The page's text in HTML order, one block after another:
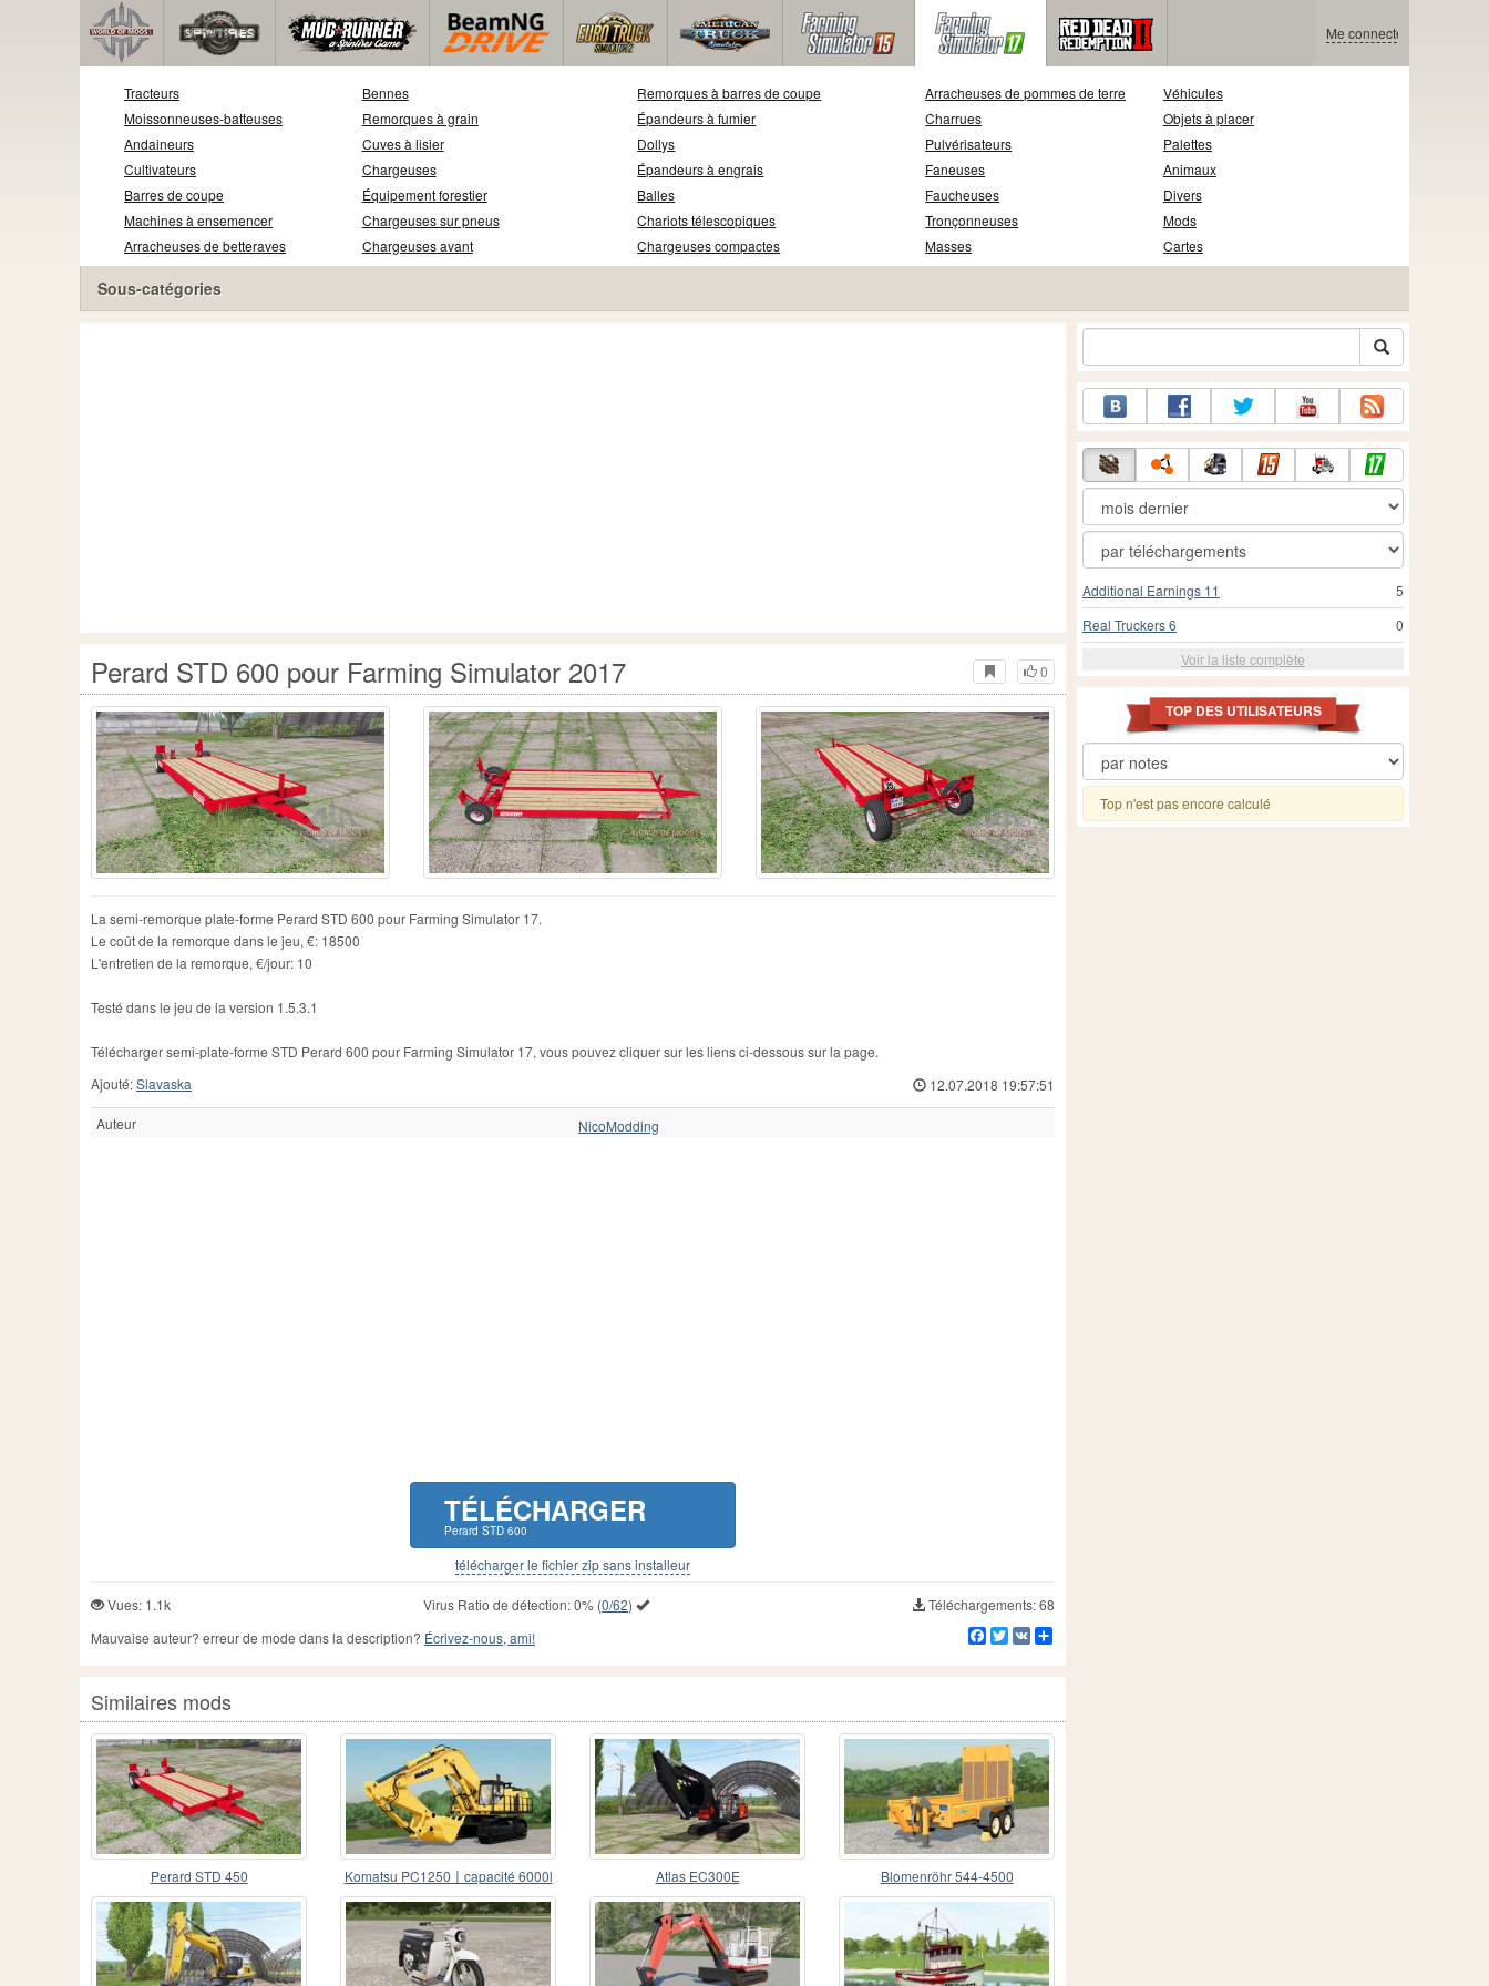
Me connecter
Tracteurs
Moissonneuses-batteuses
Andaineurs
Cultivateurs
Barres de coupe
Machines à ensemencer
Arracheuses de betteraves
Bennes
Remorques à grain
Cuves à lisier
Chargeuses
Équipement forestier
Chargeuses sur pneus
Chargeuses avant
Remorques à barres de coupe
Épandeurs à fumier
Dollys
Épandeurs à engrais
Balles
Chariots télescopiques
Chargeuses compactes
Arracheuses de pommes de terre
Charrues
Pulvérisateurs
Faneuses
Faucheuses
Tronçonneuses
Masses
Véhicules
Objets à placer
Palettes
Animaux
Divers
Mods
Cartes
Sous-catégories
0
Perard STD 600 pour Farming Simulator 2017
La semi-remorque plate-forme Perard STD 600 pour Farming Simulator 17.
Le coût de la remorque dans le jeu, €: 18500
L'entretien de la remorque, €/jour: 10
Testé dans le jeu de la version 1.5.3.1
Télécharger semi-plate-forme STD Perard 600 pour Farming Simulator 17, vous pouvez cliquer sur les liens ci-dessous sur la page.
Ajouté:Slavaska 12.07.2018 19:57:51
Auteur NicoModding
TÉLÉCHARGER
Perard STD 600
télécharger le fichier zip sans installeur
Vues: 1.1k Virus Ratio de détection:0%(0/62)
Téléchargements: 68
Mauvaise auteur? erreur de mode dans la description? Écrivez-nous, ami! Facebook
Twitter
VK
Similaires mods
Perard STD 450 Komatsu PC1250〡capacité 6000l Atlas EC300E Blomenröhr 544-4500
5
Additional Earnings 11
0
Real Truckers 6
Voir la liste complète
TOP DES UTILISATEURS
Top n'est pas encore calculé